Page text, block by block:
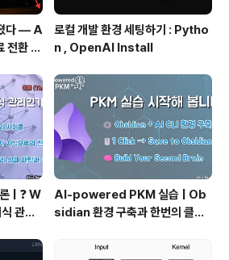
다 — A
환 사
로컬 개발 환경 세팅하기 : Pytho
n , OpenAI Install
| ❓ W
관리
🛠️ 지식
AI-powered PKM 실습 | Ob
sidian 환경 구축과 한번의 클릭
(Web Clipper)